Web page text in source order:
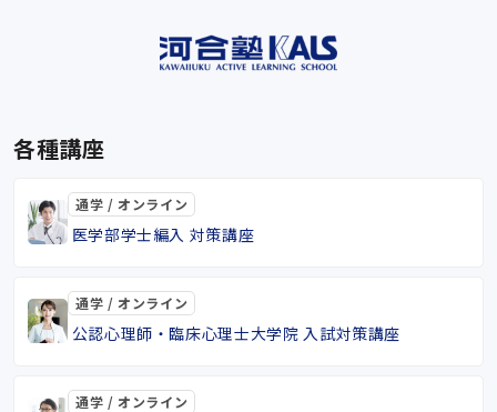
各種講座
通学 / オンライン
医学部学士編入 対策講座
通学 / オンライン
公認心理師・臨床心理士大学院 入試対策講座
通学 / オンライン